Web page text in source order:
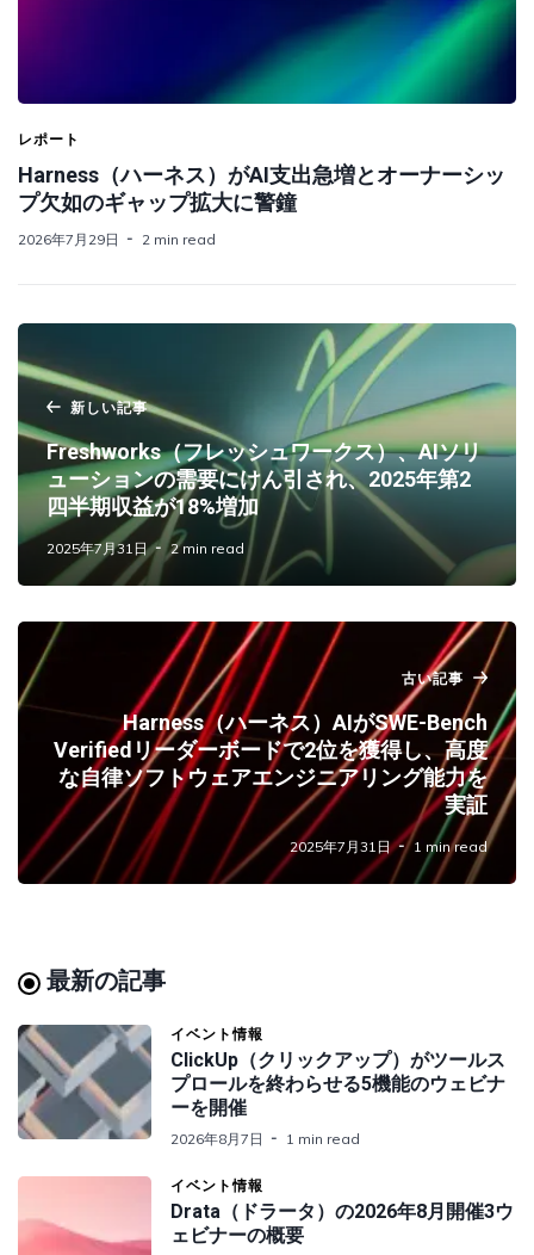
レポート
Harness（ハーネス）がAI支出急増とオーナーシッ
プ欠如のギャップ拡大に警鐘
2026年7月29日 2 min read
新しい記事
Freshworks（フレッシュワークス）、AIソリ
ューションの需要にけん引され、2025年第2
四半期収益が18%増加
2025年7月31日 2 min read
古い記事
Harness（ハーネス）AIがSWE-Bench
Verifiedリーダーボードで2位を獲得し、高度
な自律ソフトウェアエンジニアリング能力を
実証
2025年7月31日 1 min read
最新の記事
イベント情報
ClickUp（クリックアップ）がツールス
プロールを終わらせる5機能のウェビナ
ーを開催
2026年8月7日 1 min read
イベント情報
Drata（ドラータ）の2026年8月開催3ウ
ェビナーの概要